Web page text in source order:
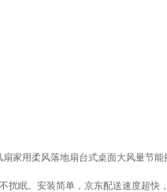
家用柔风落地扇台式桌面大风量节
眠。安装简单，京东配送速度超